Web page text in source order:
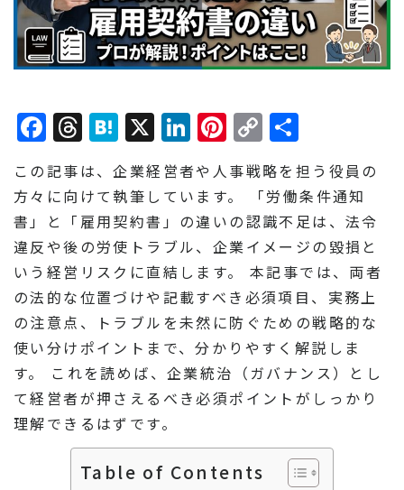
Facebook
Threads
Hatena
X LinkedIn
Pinterest
Copy
Link
有
この記事は、企業経営者や人事戦略を担う役員の
方々に向けて執筆しています。 「労働条件通知
書」と「雇用契約書」の違いの認識不足は、法令
違反や後の労使トラブル、企業イメージの毀損と
いう経営リスクに直結します。 本記事では、両者
の法的な位置づけや記載すべき必須項目、実務上
の注意点、トラブルを未然に防ぐための戦略的な
使い分けポイントまで、分かりやすく解説しま
す。 これを読めば、企業統治（ガバナンス）とし
て経営者が押さえるべき必須ポイントがしっかり
理解できるはずです。
Table of Contents